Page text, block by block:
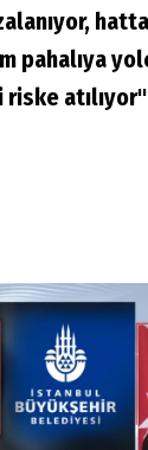
pahalıya
riske atılıyor"